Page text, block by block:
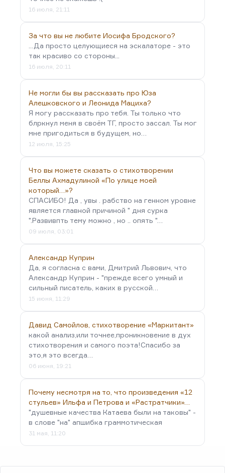
16 июля, 21:11
За что вы не любите Иосифа Бродского?
...Да просто целующиеся на эскалаторе - это
так красиво со стороны...
16 июля, 20:11
Не могли бы вы рассказать про Юза
Алешковского и Леонида Мациха?
Я могу рассказать про тебя. Ты только что
блркнул меня в своём ТГ, просто зассал. Ты мог
мне пригодиться в будущем, но…
12 июля, 15:25
Что вы можете сказать о стихотворении
Беллы Ахмадулиной «По улице моей
который…»?
СПАСИБО! Да , увы . рабство на генном уровне
является главной причиной " дня сурка
".Развивпть тему можно , но .. опять "…
09 июля, 03:01
Александр Куприн
Да, я согласна с вами, Дмитрий Львович, что
Александр Куприн - "прежде всего умный и
сильный писатель, каких в русской…
15 июня, 11:29
Давид Самойлов, стихотворение «Маркитант»
какой анализ,или точнее,проникновение в дух
стихотворения и самого поэта!Спасибо за
это,я это всегда…
06 июня, 19:21
Почему несмотря на то, что произведения «12
стульев» Ильфа и Петрова и «Растратчики»…
"душевные качества Катаева были на таковы" -
в слове "на" апшибка граммотическая
31 мая, 11:20